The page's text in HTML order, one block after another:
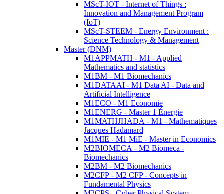
MScT-IOT - Internet of Things :
Innovation and Management Program
(IoT)
MScT-STEEM - Energy Environment :
Science Technology & Management
Master (DNM)
M1APPMATH - M1 - Applied
Mathematics and statistics
M1BM - M1 Biomechanics
M1DATAAI - M1 Data AI - Data and
Artificial Intelligence
M1ECO - M1 Economie
M1ENERG - Master 1 Énergie
M1MATHJHADA - M1 - Mathematiques
Jacques Hadamard
M1MIE - M1 MiE - Master in Economics
M2BIOMECA - M2 Biomeca -
Biomechanics
M2BM - M2 Biomechanics
M2CFP - M2 CFP - Concepts in
Fundamental Physics